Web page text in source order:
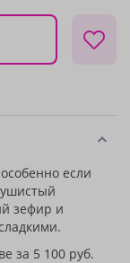
если
зефир и
за 5 100 руб.